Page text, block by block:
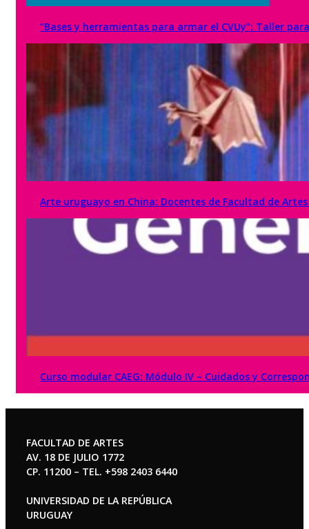
“Bases y herramientas para armar el CVUy”: Taller
Arte uruguayo en China: Docentes de Facultad de
Curso modular CAEG: Módulo IV – Cuidados y
FACULTAD DE ARTES
AV. 18 DE JULIO 1772
CP. 11200 – TEL. +598 2403 6440
UNIVERSIDAD DE LA REPÚBLICA
URUGUAY